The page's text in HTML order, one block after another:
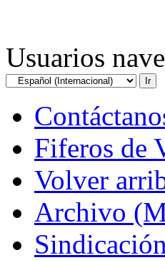
Usuarios
Fiferos de
Volver
Archivo